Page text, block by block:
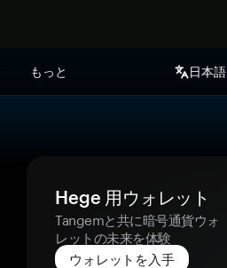
もっと 日本語
Hege 用ウォレット
Tangemと共に暗号通貨ウォ
レットの未来を体験
ウォレットを入手